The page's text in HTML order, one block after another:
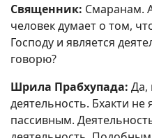
Священник: Смаранам.
человек думает о том,
Господу и является
говорю?
Шрила Прабхупада: Да,
деятельность. Бхакти не
пассивным.